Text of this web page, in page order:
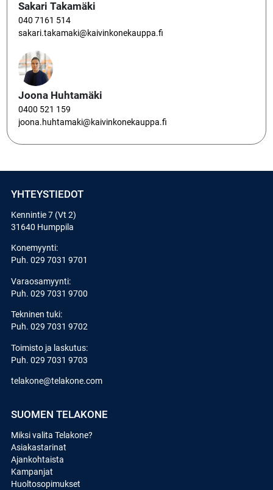
Sakari Takamäki
040 7161 514
sakari.takamaki@kaivinkonekauppa.fi
Joona Huhtamäki
0400 521 159
joona.huhtamaki@kaivinkonekauppa.fi
YHTEYSTIEDOT
Kennintie 7 (Vt 2)
31640 Humppila
Konemyynti:
Puh. 029 7031 9701
Varaosamyynti:
Puh. 029 7031 9700
Tekninen tuki:
Puh. 029 7031 9702
Toimisto ja laskutus:
Puh. 029 7031 9703
telakone@telakone.com
SUOMEN TELAKONE
Miksi valita Telakone?
Asiakastarinat
Ajankohtaista
Kampanjat
Huoltosopimukset